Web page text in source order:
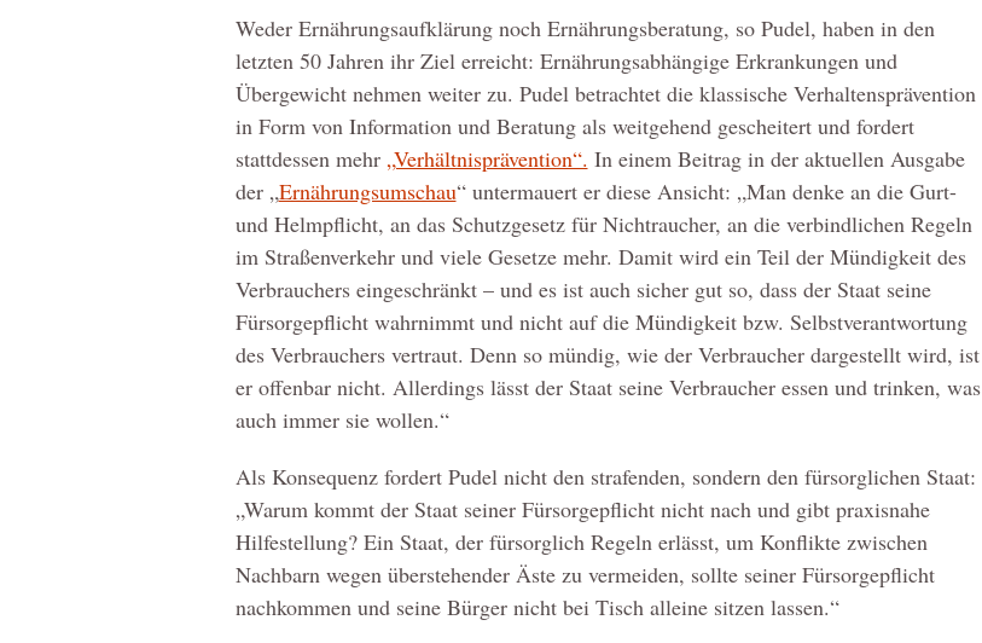
Weder Ernährungsaufklärung noch Ernährungsberatung, so Pudel, haben in den
letzten 50 Jahren ihr Ziel erreicht: Ernährungsabhängige Erkrankungen und
Übergewicht nehmen weiter zu. Pudel betrachtet die klassische Verhaltensprävention
in Form von Information und Beratung als weitgehend gescheitert und fordert
stattdessen mehr „Verhältnisprävention“. In einem Beitrag in der aktuellen Ausgabe
der „Ernährungsumschau“ untermauert er diese Ansicht: „Man denke an die Gurt-
und Helmpflicht, an das Schutzgesetz für Nichtraucher, an die verbindlichen Regeln
im Straßenverkehr und viele Gesetze mehr. Damit wird ein Teil der Mündigkeit des
Verbrauchers eingeschränkt – und es ist auch sicher gut so, dass der Staat seine
Fürsorgepflicht wahrnimmt und nicht auf die Mündigkeit bzw. Selbstverantwortung
des Verbrauchers vertraut. Denn so mündig, wie der Verbraucher dargestellt wird, ist
er offenbar nicht. Allerdings lässt der Staat seine Verbraucher essen und trinken, was
auch immer sie wollen.“
Als Konsequenz fordert Pudel nicht den strafenden, sondern den fürsorglichen Staat:
„Warum kommt der Staat seiner Fürsorgepflicht nicht nach und gibt praxisnahe
Hilfestellung? Ein Staat, der fürsorglich Regeln erlässt, um Konflikte zwischen
Nachbarn wegen überstehender Äste zu vermeiden, sollte seiner Fürsorgepflicht
nachkommen und seine Bürger nicht bei Tisch alleine sitzen lassen.“